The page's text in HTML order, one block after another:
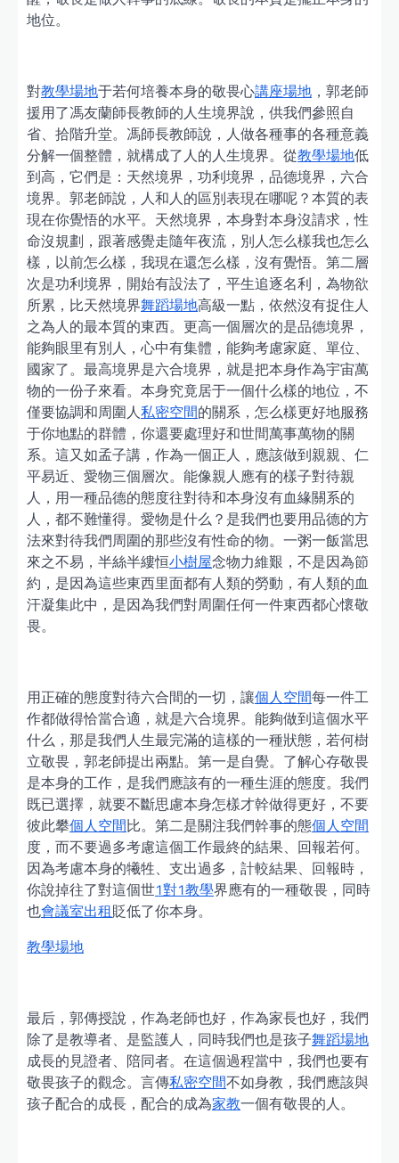
地位。
對教學場地于若何培養本身的敬畏心講座場地 ，郭老師
援用了馮友蘭師長教師的人生境界說，供我們參照自
省、拾階升堂。馮師長教師說，人做各種事的各種意義
分解一個整體，就構成了人的人生境界。從教學場地低
到高，它們是：天然境界，功利境界，品德境界，六合
境界。郭老師說，人和人的區別表現在哪呢？本質的表
現在你覺悟的水平。天然境界，本身對本身沒請求，性
命沒規劃，跟著感覺走隨年夜流，別人怎么樣我也怎么
樣，以前怎么樣，我現在還怎么樣，沒有覺悟。第二層
次是功利境界，開始有設法了，平生追逐名利，為物欲
所累，比天然境界舞蹈場地高級一點，依然沒有捉住人
之為人的最本質的東西。更高一個層次的是品德境界，
能夠眼里有別人，心中有集體，能夠考慮家庭、單位、
國家了。最高境界是六合境界，就是把本身作為宇宙萬
物的一份子來看。本身究竟居于一個什么樣的地位，不
僅要協調和周圍人私密空間的關系，怎么樣更好地服務
于你地點的群體，你還要處理好和世間萬事萬物的關
系。這又如孟子講，作為一個正人，應該做到親親、仁
平易近、愛物三個層次。能像親人應有的樣子對待親
人，用一種品德的態度往對待和本身沒有血緣關系的
人，都不難懂得。愛物是什么？是我們也要用品德的方
法來對待我們周圍的那些沒有性命的物。一粥一飯當思
來之不易，半絲半縷恒小樹屋念物力維艱，不是因為節
約，是因為這些東西里面都有人類的勞動，有人類的血
汗凝集此中，是因為我們對周圍任何一件東西都心懷敬
畏。
用正確的態度對待六合間的一切，讓個人空間每一件工
作都做得恰當合適，就是六合境界。能夠做到這個水平
什么，那是我們人生最完滿的這樣的一種狀態，若何樹
立敬畏，郭老師提出兩點。第一是自覺。了解心存敬畏
是本身的工作，是我們應該有的一種生涯的態度。我們
既已選擇，就要不斷思慮本身怎樣才幹做得更好，不要
彼此攀個人空間比。第二是關注我們幹事的態個人空間
度，而不要過多考慮這個工作最終的結果、回報若何。
因為考慮本身的犧牲、支出過多，計較結果、回報時，
你說掉往了對這個世1對1教學界應有的一種敬畏，同時
也會議室出租貶低了你本身。
教學場地
最后，郭傳授說，作為老師也好，作為家長也好，我們
除了是教導者、是監護人，同時我們也是孩子舞蹈場地
成長的見證者、陪同者。在這個過程當中，我們也要有
敬畏孩子的觀念。言傳私密空間不如身教，我們應該與
孩子配合的成長，配合的成為家教一個有敬畏的人。